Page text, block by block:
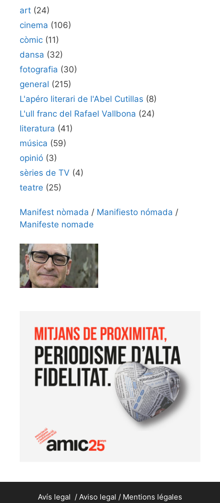
art (24)
cinema (106)
còmic (11)
dansa (32)
fotografia (30)
general (215)
L'apéro literari de l'Abel Cutillas (8)
L'ull franc del Rafael Vallbona (24)
literatura (41)
música (59)
opinió (3)
sèries de TV (4)
teatre (25)
Manifest nòmada / Manifiesto nómada /
Manifeste nomade
Avís legal / Aviso legal / Mentions légales